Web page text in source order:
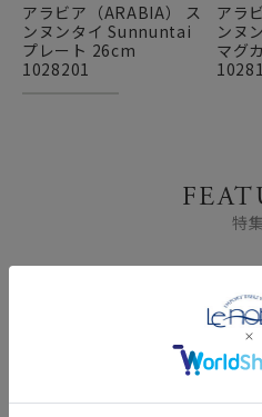
アラビア（ARABIA） ス
ンヌンタイ Sunnuntai
プレート 26cm
1028201
アラ
ンヌ
マグ
特集